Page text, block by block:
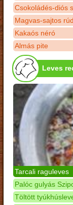
Csokoládés-diós
Magvas-sajtos rúd
Kakaós néró
Almás pite
Leves
Tarcali raguleves
Palóc gulyás
Töltött